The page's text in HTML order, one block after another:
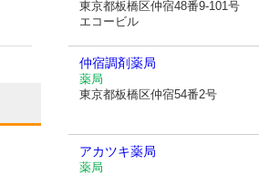
東京都板橋区仲宿48番9-101号
エコービル
仲宿調剤薬局
薬局
東京都板橋区仲宿54番2号
アカツキ薬局
薬局